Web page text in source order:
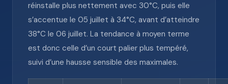
réinstalle plus nettement avec 30°C, puis elle
s’accentue le 05 juillet à 34°C, avant d’atteindre
38°C le 06 juillet. La tendance à moyen terme
est donc celle d’un court palier plus tempéré,
suivi d’une hausse sensible des maximales.